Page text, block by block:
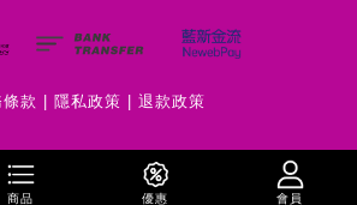
款 | 隱私政策 | 退款政策
商品 優惠 會員